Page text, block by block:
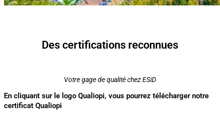
Des certifications reconnues
Votre gage de qualité chez ESiD
En cliquant sur le logo Qualiopi, vous pourrez télécharger notre
certificat Qualiopi